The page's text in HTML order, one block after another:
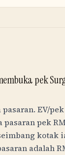
pek
EV/
pasaran pek
kotak
adalah